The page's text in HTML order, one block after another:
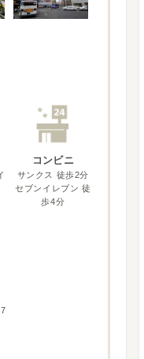
コンビニ
サンクス 徒歩2分
セブンイレブン 徒
歩4分